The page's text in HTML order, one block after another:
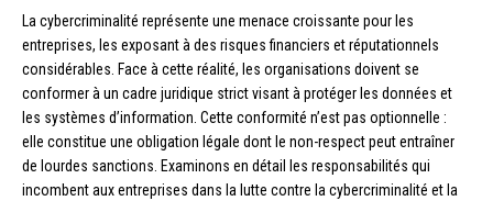
La cybercriminalité représente une menace croissante pour les
entreprises, les exposant à des risques financiers et réputationnels
considérables. Face à cette réalité, les organisations doivent se
conformer à un cadre juridique strict visant à protéger les données et
les systèmes d’information. Cette conformité n’est pas optionnelle :
elle constitue une obligation légale dont le non-respect peut entraîner
de lourdes sanctions. Examinons en détail les responsabilités qui
incombent aux entreprises dans la lutte contre la cybercriminalité et la